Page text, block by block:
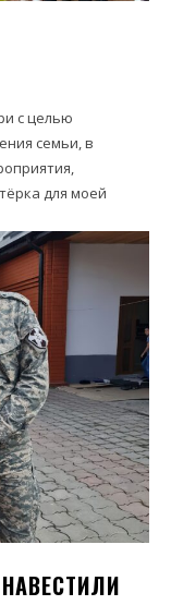
с целью
семьи, в
для моей